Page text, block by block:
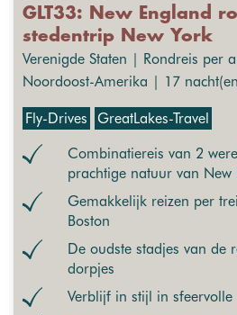
GLT33: New England
stedentrip New York
Verenigde Staten | Rondreis per
Noordoost-Amerika | 17
Fly-Drives GreatLakes-Travel
Combinatiereis van 2
prachtige natuur van New
Gemakkelijk reizen per
Boston
De oudste stadjes van de
dorpjes
Verblijf in stijl in sfeervolle